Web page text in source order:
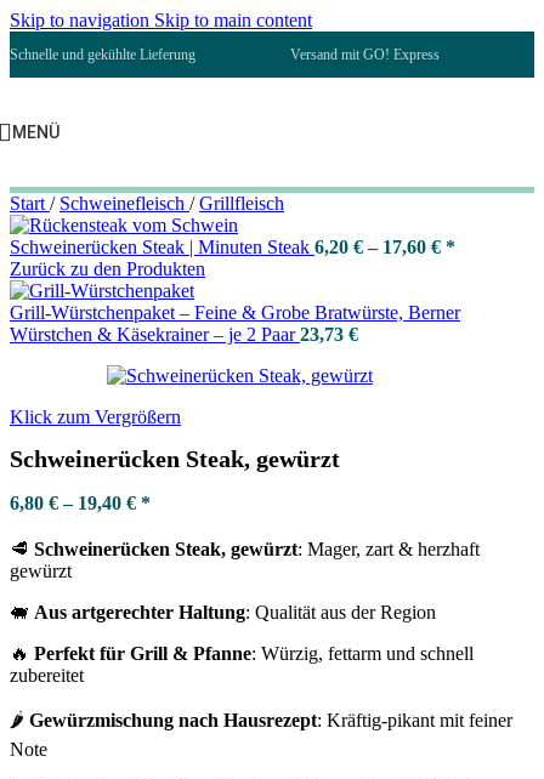
Skip to navigation Skip to main content
Schnelle und gekühlte Lieferung Versand mit GO! Express
MENÜ
Start / Schweinefleisch / Grillfleisch
Schweinerücken Steak | Minuten Steak 6,20 €– 17,60 € *
Zurück zu den Produkten
Grill-Würstchenpaket – Feine & Grobe Bratwürste, Berner
Würstchen & Käsekrainer – je 2 Paar23,73 €
Klick zum Vergrößern
Schweinerücken Steak, gewürzt
6,80 €– 19,40 € *
🥩 Schweinerücken Steak, gewürzt: Mager, zart & herzhaft
gewürzt
🐖 Aus artgerechter Haltung: Qualität aus der Region
🔥 Perfekt für Grill & Pfanne: Würzig, fettarm und schnell
zubereitet
🌶️ Gewürzmischung nach Hausrezept: Kräftig-pikant mit feiner
Note